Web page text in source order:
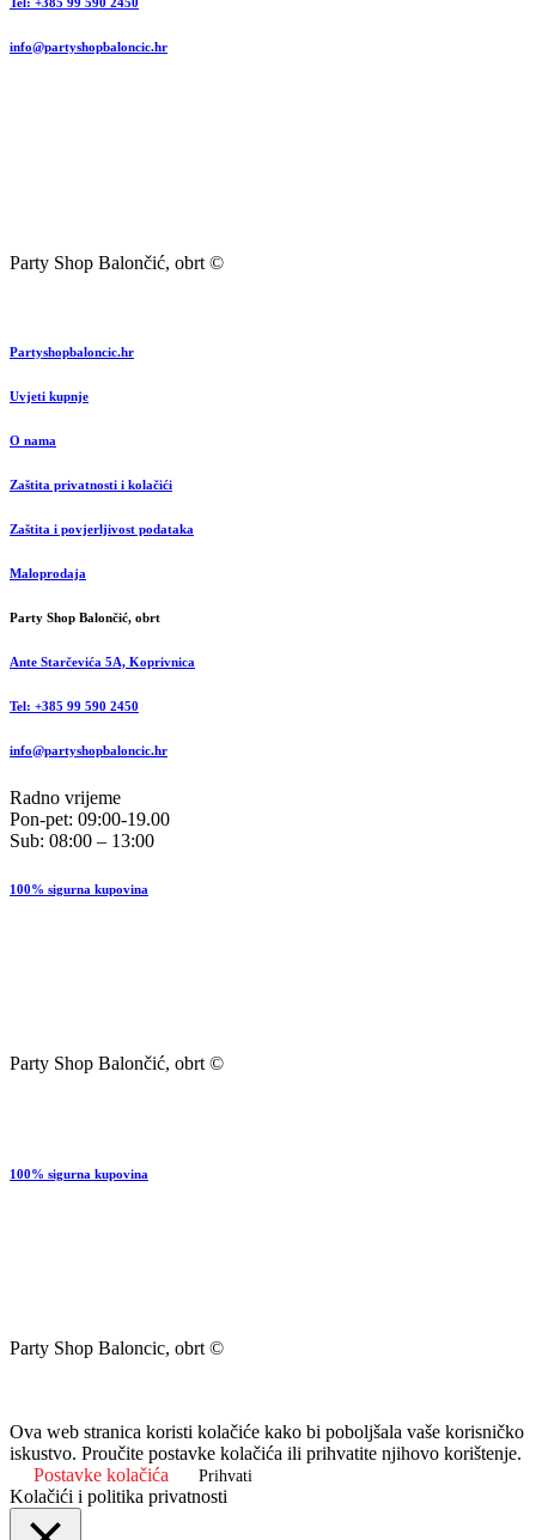
info@partyshopbaloncic.hr
Party Shop Balončić, obrt ©
Partyshopbaloncic.hr
Uvjeti kupnje
O nama
Zaštita privatnosti i kolačići
Zaštita i povjerljivost podataka
Maloprodaja
Party Shop Balončić, obrt
Ante Starčevića 5A, Koprivnica
Tel: +385 99 590 2450
info@partyshopbaloncic.hr
Radno vrijeme
Pon-pet: 09:00-19.00
Sub: 08:00 – 13:00
100% sigurna kupovina
Party Shop Balončić, obrt ©
100% sigurna kupovina
Party Shop Baloncic, obrt ©
Ova web stranica koristi kolačiće kako bi poboljšala vaše korisničko
iskustvo. Proučite postavke kolačića ili prihvatite njihovo korištenje.
Postavke kolačića
Prihvati
Kolačići i politika privatnosti